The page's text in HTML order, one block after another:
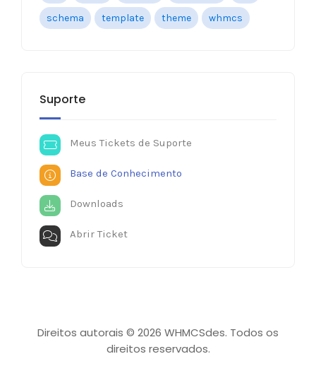
schema template theme whmcs
Suporte
Meus Tickets de Suporte
Base de Conhecimento
Downloads
Abrir Ticket
Direitos autorais © 2026 WHMCSdes. Todos os
direitos reservados.